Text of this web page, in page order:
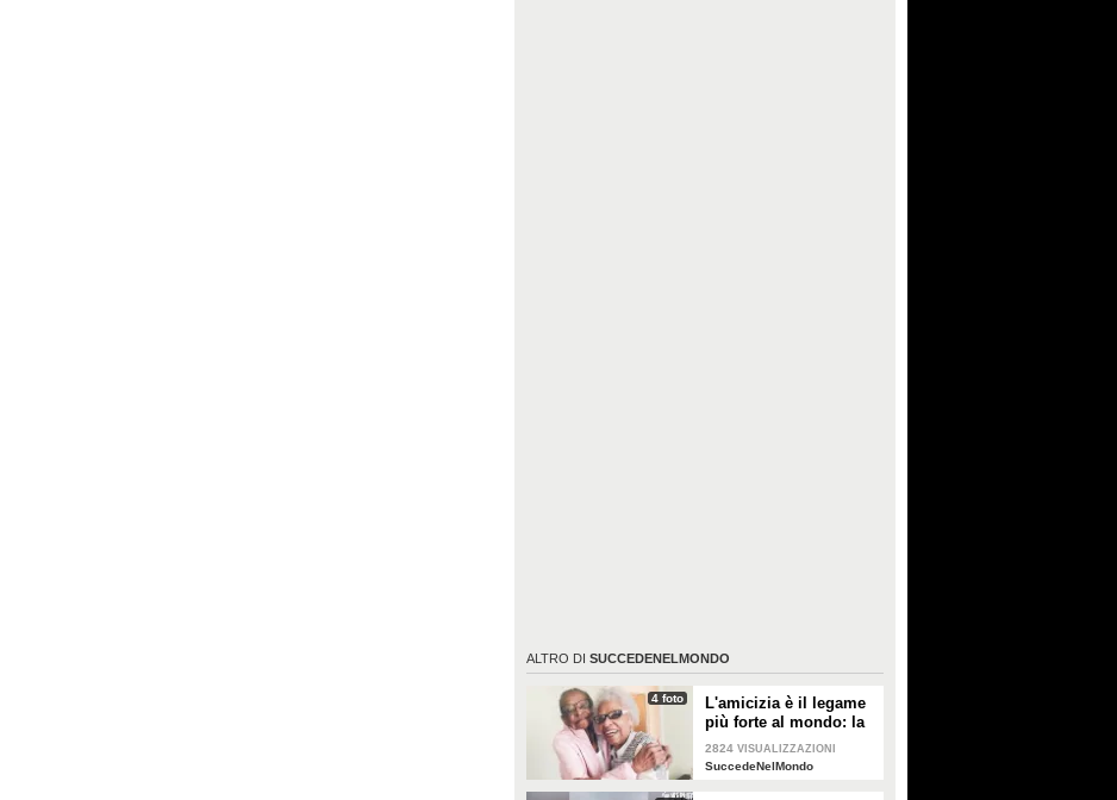
ALTRO DI SUCCEDENELMONDO
4 foto
L'amicizia è il legame
più forte al mondo: la
storia di due nonne
amiche da 71 anni
2824 VISUALIZZAZIONI
SuccedeNelMondo